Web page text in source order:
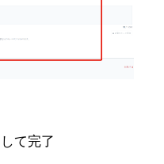
て完了